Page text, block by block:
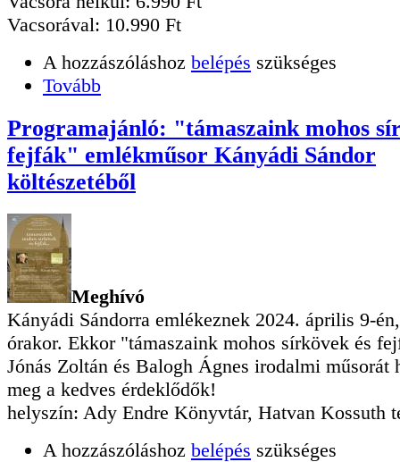
Vacsorával: 10.990 Ft
A hozzászóláshoz belépés szükséges
Tovább
Programajánló: "támaszaink mohos
fejfák" emlékműsor Kányádi Sándor
költészetéből
Meghívó
Kányádi Sándorra emlékeznek 2024. április 9-
órakor. Ekkor "támaszaink mohos sírkövek és
Jónás Zoltán és Balogh Ágnes irodalmi műsorát
meg a kedves érdeklődők!
helyszín: Ady Endre Könyvtár, Hatvan Kossuth
A hozzászóláshoz belépés szükséges